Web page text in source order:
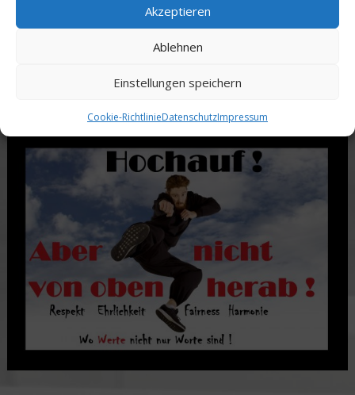
Akzeptieren
Ablehnen
Einstellungen speichern
Cookie-RichtlinieDatenschutzImpressum
Stärkung der Tugenden wie Respekt, Höflichkeit, Bescheidenheit und